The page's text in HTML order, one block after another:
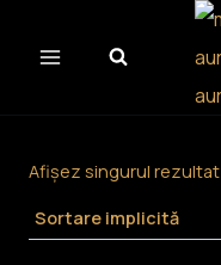
Afișez singurul rezultat